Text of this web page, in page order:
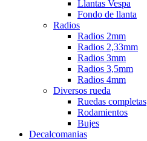
Llantas Vespa
Fondo de llanta
Radios
Radios 2mm
Radios 2,33mm
Radios 3mm
Radios 3,5mm
Radios 4mm
Diversos rueda
Ruedas completas
Rodamientos
Bujes
Decalcomanias